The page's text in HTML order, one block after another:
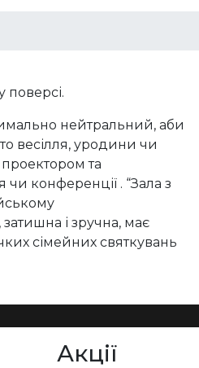
поверсі.
нейтральний, аби
весілля, уродини чи
та
конференції . “Зала з
і зручна, має
сімейних святкувань
Акції